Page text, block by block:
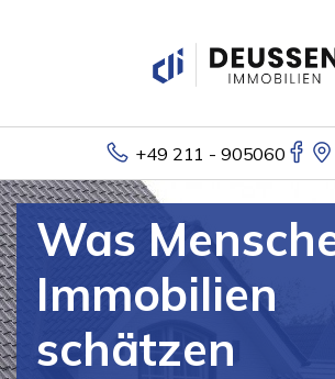
+49 211 - 905060
Was
Immobilien
schätzen